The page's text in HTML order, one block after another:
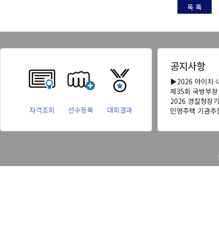
목 록
자격조회 선수등록 대회결과
공지사항
▶2026 아이치-
제35회 국방부
2026 경찰청장
민영주택 기관